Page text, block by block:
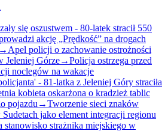
się oszustwem - 80-latek stracił 550
akcję „Prędkość” na drogach
→ Apel policji o zachowanie ostrożności
Jeleniej Górze→Policja ostrzega przed
noclegów na wakacje
- 81-latka z Jeleniej Góry straciła
kobieta oskarżona o kradzież tablic
pojazdu →Tworzenie sieci znaków
jako element integracji regionu
stanowisko strażnika miejskiego w